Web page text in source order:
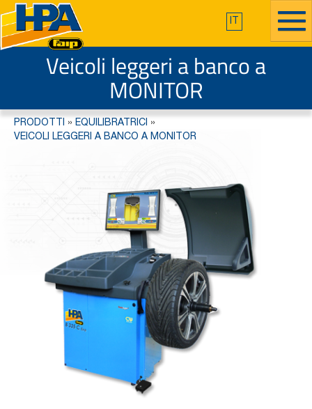
IT
Veicoli leggeri a banco a
MONITOR
PRODOTTI » EQUILIBRATRICI »
VEICOLI LEGGERI A BANCO A MONITOR